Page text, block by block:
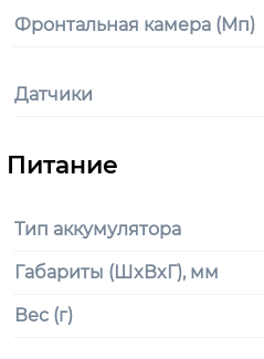
Фронтальная камера (Мп)
Датчики
Тип аккумулятора
Габариты (ШxВxГ), мм
Вес (г)